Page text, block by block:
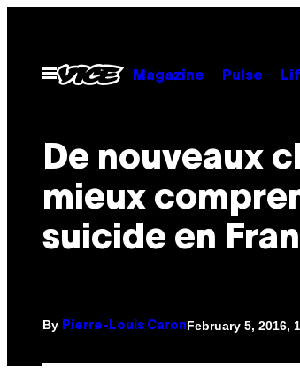
contentOpen
Menu
Magazine Pulse
De nouveaux
mieux
suicide en
By Pierre-Louis CaronFebruary 5, 2016,